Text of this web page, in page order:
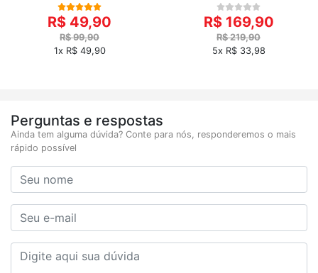
R$ 49,90
R$ 99,90
1x R$ 49,90
R$ 169,90
R$ 219,90
5x R$ 33,98
Perguntas e respostas
Ainda tem alguma dúvida? Conte para nós, responderemos o mais
rápido possível